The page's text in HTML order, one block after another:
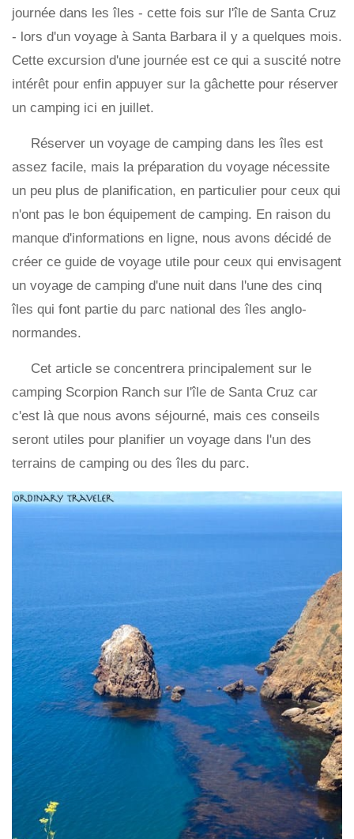
journée dans les îles - cette fois sur l'île de Santa Cruz
- lors d'un voyage à Santa Barbara il y a quelques mois.
Cette excursion d'une journée est ce qui a suscité notre
intérêt pour enfin appuyer sur la gâchette pour réserver
un camping ici en juillet.
Réserver un voyage de camping dans les îles est
assez facile, mais la préparation du voyage nécessite
un peu plus de planification, en particulier pour ceux qui
n'ont pas le bon équipement de camping. En raison du
manque d'informations en ligne, nous avons décidé de
créer ce guide de voyage utile pour ceux qui envisagent
un voyage de camping d'une nuit dans l'une des cinq
îles qui font partie du parc national des îles anglo-
normandes.
Cet article se concentrera principalement sur le
camping Scorpion Ranch sur l'île de Santa Cruz car
c'est là que nous avons séjourné, mais ces conseils
seront utiles pour planifier un voyage dans l'un des
terrains de camping ou des îles du parc.